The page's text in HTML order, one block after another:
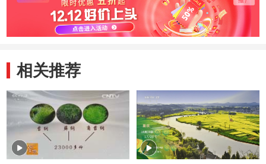
相关推荐